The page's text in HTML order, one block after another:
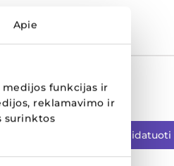
Apie
funkcijas ir
reklamavimo ir
surinktos
Kandidatuoti